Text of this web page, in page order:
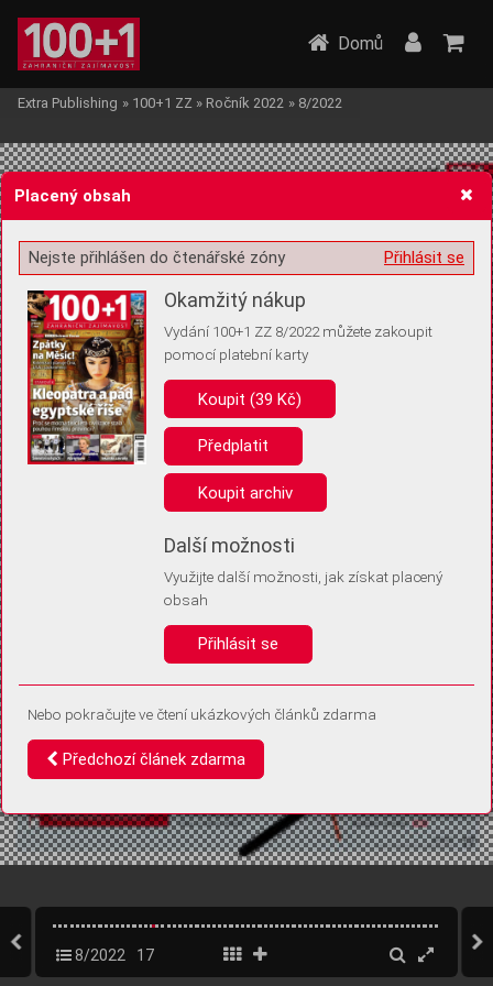
Žádost o souhlas s ukládáním volitelných informací
Pro základní fungování webu nepotřebujeme ukládat žádné informace
(tzv. cookies apod.). Rádi bychom vás ale požádali o souhlas s
uložením volitelných informací:
Anonymní unikátní ID
Díky němu příště poznáme, že se jedná o stejné zařízení, a
Identifikátor je zcela anonymní.
Vaše souhlasy a odmítnutí si ukládáme do vašeho zařízení, abychom se
vás už příště znovu neptali. Můžete je kdykoli později upravit ve Správě
Domů
Extra Publishing » 100+1 ZZ » Ročník 2022 » 8/2022
8/2022 17
Placený obsah
Přihlásit se
Nejste přihlášen do čtenářské zóny
Okamžitý nákup
Vydání 100+1 ZZ 8/2022 můžete zakoupit
pomocí platební karty
Koupit (39 Kč)
Předplatit
Koupit archiv
Další možnosti
Využijte další možnosti, jak získat placený
obsah
Přihlásit se
Nebo pokračujte ve čtení ukázkových článků zdarma
Předchozí článek zdarma